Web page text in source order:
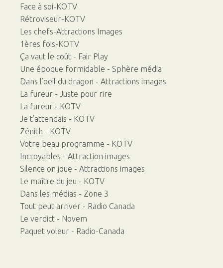
Face à soi-KOTV
Rétroviseur-KOTV
Les chefs-Attractions Images
1ères fois-KOTV
Ça vaut le coût - Fair Play
Une époque formidable - Sphère média
Dans l’oeil du dragon - Attractions images
La fureur - Juste pour rire
La fureur - KOTV
Je t’attendais - KOTV
Zénith - KOTV
Votre beau programme - KOTV
Incroyables - Attraction images
Silence on joue - Attractions images
Le maître du jeu - KOTV
Dans les médias - Zone 3
Tout peut arriver - Radio Canada
Le verdict - Novem
Paquet voleur - Radio-Canada